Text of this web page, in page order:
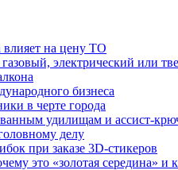
влияет на цену ТО
электрический или
бизнеса
в черте города
удилищам и ассист-
делу
при заказе 3D-стикеров
это «золотая середина» и